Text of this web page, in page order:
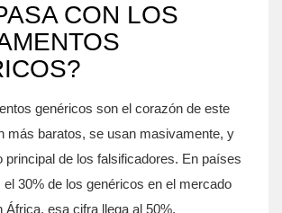
CON LOS
genéricos son el corazón de este
más baratos, se usan masivamente, y
principal de los falsificadores. En países
el 30% de los genéricos en el mercado
África, esa cifra llega al 50%.